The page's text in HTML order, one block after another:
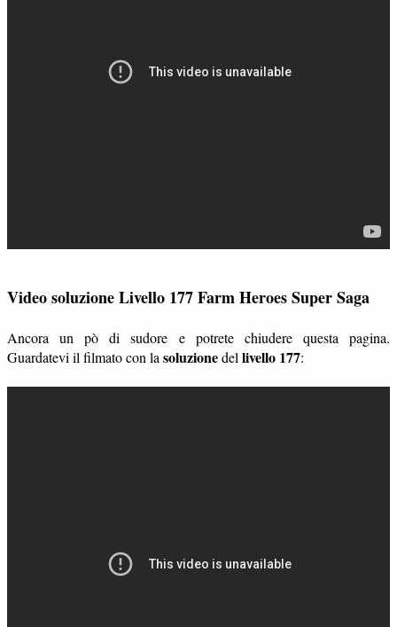
Video soluzione Livello 177 Farm Heroes Super Saga
Ancora un pò di sudore e potrete chiudere questa pagina.
Guardatevi il filmato con la soluzionedel livello 177: